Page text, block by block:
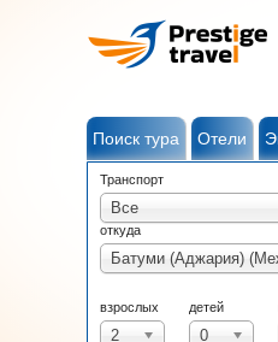
Поиск тура Отели
Транспорт
Все
откуда
Батуми (Аджария)
взрослых
2
детей
0